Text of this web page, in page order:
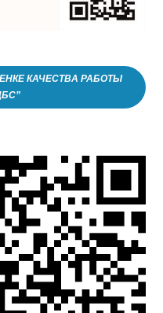
КАЧЕСТВА РАБОТЫ